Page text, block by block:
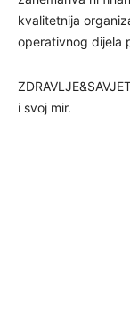
kvalitetnija
operativnog dijela
i svoj mir.